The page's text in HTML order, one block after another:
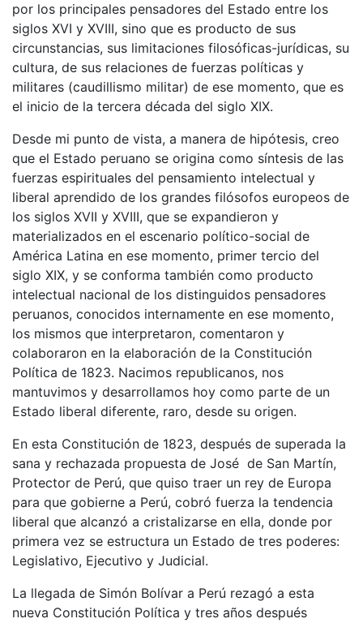
por los principales pensadores del Estado entre los
siglos XVI y XVIII, sino que es producto de sus
circunstancias, sus limitaciones filosóficas-jurídicas, su
cultura, de sus relaciones de fuerzas políticas y
militares (caudillismo militar) de ese momento, que es
el inicio de la tercera década del siglo XIX.
Desde mi punto de vista, a manera de hipótesis, creo
que el Estado peruano se origina como síntesis de las
fuerzas espirituales del pensamiento intelectual y
liberal aprendido de los grandes filósofos europeos de
los siglos XVII y XVIII, que se expandieron y
materializados en el escenario político-social de
América Latina en ese momento, primer tercio del
siglo XIX, y se conforma también como producto
intelectual nacional de los distinguidos pensadores
peruanos, conocidos internamente en ese momento,
los mismos que interpretaron, comentaron y
colaboraron en la elaboración de la Constitución
Política de 1823. Nacimos republicanos, nos
mantuvimos y desarrollamos hoy como parte de un
Estado liberal diferente, raro, desde su origen.
En esta Constitución de 1823, después de superada la
sana y rechazada propuesta de José de San Martín,
Protector de Perú, que quiso traer un rey de Europa
para que gobierne a Perú, cobró fuerza la tendencia
liberal que alcanzó a cristalizarse en ella, donde por
primera vez se estructura un Estado de tres poderes:
Legislativo, Ejecutivo y Judicial.
La llegada de Simón Bolívar a Perú rezagó a esta
nueva Constitución Política y tres años después